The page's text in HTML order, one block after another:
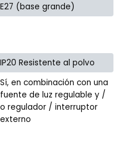
E27 (base grande)
IP20 Resistente al polvo
Sí, en combinación con una
fuente de luz regulable y /
o regulador / interruptor
externo